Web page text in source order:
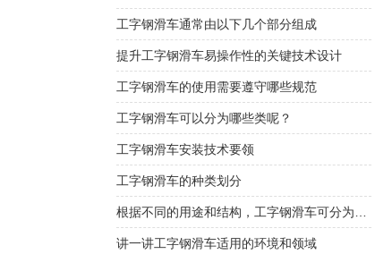
工字钢滑车通常由以下几个部分组成
提升工字钢滑车易操作性的关键技术设计
工字钢滑车的使用需要遵守哪些规范
工字钢滑车可以分为哪些类呢？
工字钢滑车安装技术要领
工字钢滑车的种类划分
讲一讲工字钢滑车适用的环境和领域